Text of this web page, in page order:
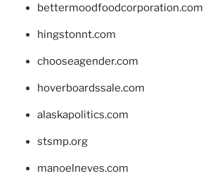
bettermoodfoodcorporation.com
hingstonnt.com
chooseagender.com
hoverboardssale.com
alaskapolitics.com
stsmp.org
manoelneves.com